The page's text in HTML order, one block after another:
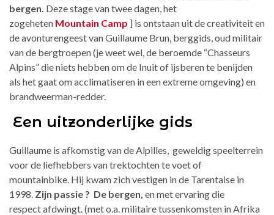
bergen. Deze stage van twee dagen, het
zogeheten Mountain Camp ] is ontstaan uit de creativiteit en
de avonturengeest van Guillaume Brun, berggids, oud militair
van de bergtroepen (je weet wel, de beroemde “Chasseurs
Alpins” die niets hebben om de Inuit of ijsberen te benijden
als het gaat om acclimatiseren in een extreme omgeving) en
brandweerman-redder.
Een uitzonderlijke gids
Guillaume is afkomstig van de Alpilles, geweldig speelterrein
voor de liefhebbers van trektochten te voet of
mountainbike. Hij kwam zich vestigen in de Tarentaise in
1998. Zijn passie ? De bergen, en met ervaring die
respect afdwingt. (met o.a. militaire tussenkomsten in Afrika